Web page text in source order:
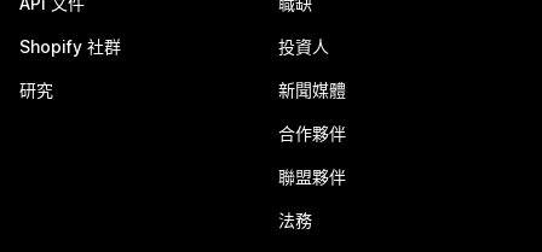
Shopify 社群
研究
投資人
新聞媒體
合作夥伴
聯盟夥伴
法務